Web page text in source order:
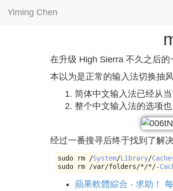
Yiming Chen
在升级 High Sierra 不久之后的
本以为是正常的输入法切换抽
简体中文输入法已经从
整个中文输入法的选项
经过一番搜寻后终于找到了解决
sudo rm /System/Library/
sudo rm
/var/folders/*/*/-
蘋果軟體綜合 - 求助！